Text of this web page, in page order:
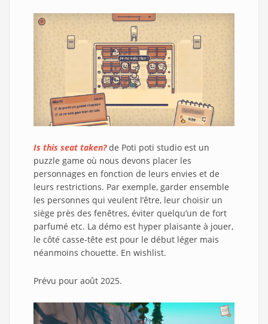
Is this seat taken?de Poti poti studio est un
puzzle game où nous devons placer les
personnages en fonction de leurs envies et de
leurs restrictions. Par exemple, garder ensemble
les personnes qui veulent l’être, leur choisir un
siège près des fenêtres, éviter quelqu’un de fort
parfumé etc. La démo est hyper plaisante à jouer,
le côté casse-tête est pour le début léger mais
néanmoins chouette. En wishlist.
Prévu pour août 2025.